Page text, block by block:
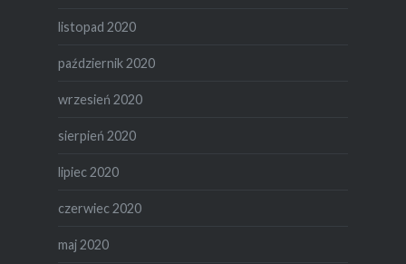
listopad 2020
październik 2020
wrzesień 2020
sierpień 2020
lipiec 2020
czerwiec 2020
maj 2020